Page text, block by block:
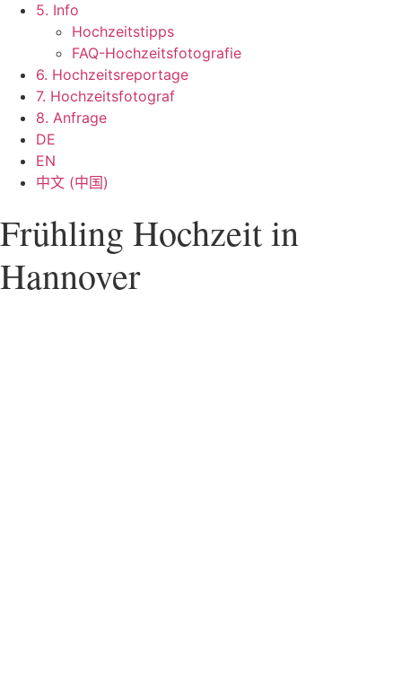
5. Info
Hochzeitstipps
FAQ-Hochzeitsfotografie
6. Hochzeitsreportage
7. Hochzeitsfotograf
8. Anfrage
DE
EN
中文 (中国)
Frühling Hochzeit in
Hannover